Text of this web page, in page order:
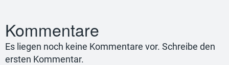
Kommentare
Es liegen noch keine Kommentare vor. Schreibe den
ersten Kommentar.